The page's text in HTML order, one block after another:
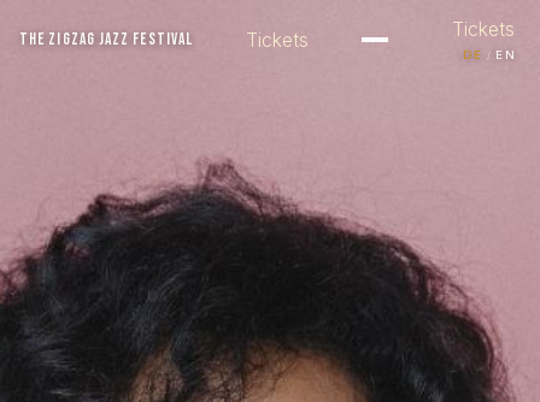
THE ZIGZAG JAZZ FESTIVAL Tickets Tickets
DE / EN